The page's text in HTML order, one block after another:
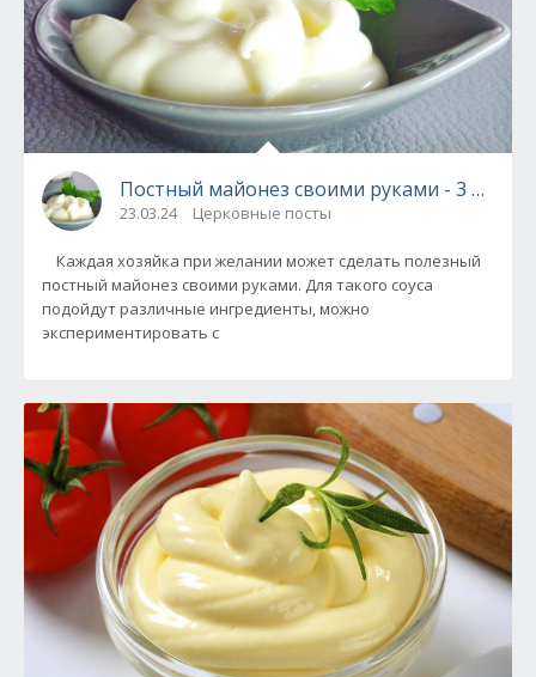
Постный майонез своими руками - 3
23.03.24 Церковные посты
Каждая хозяйка при желании может сделать полезный
постный майонез своими руками. Для такого соуса
подойдут различные ингредиенты, можно
экспериментировать с